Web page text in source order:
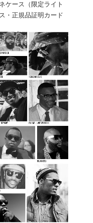
ケース（限定ライト
・正規品証明カード